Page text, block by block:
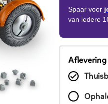
184,99
euro.
De
prijs
was
eerst
219,99
euro.
Spaar voor
van iedere
Aflevering